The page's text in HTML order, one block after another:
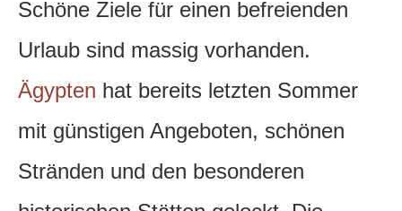
Schöne Ziele für einen befreienden
Urlaub sind massig vorhanden.
Ägypten hat bereits letzten Sommer
mit günstigen Angeboten, schönen
Stränden und den besonderen